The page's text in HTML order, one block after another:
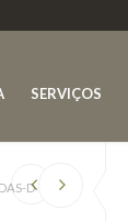
SERVIÇOS
D